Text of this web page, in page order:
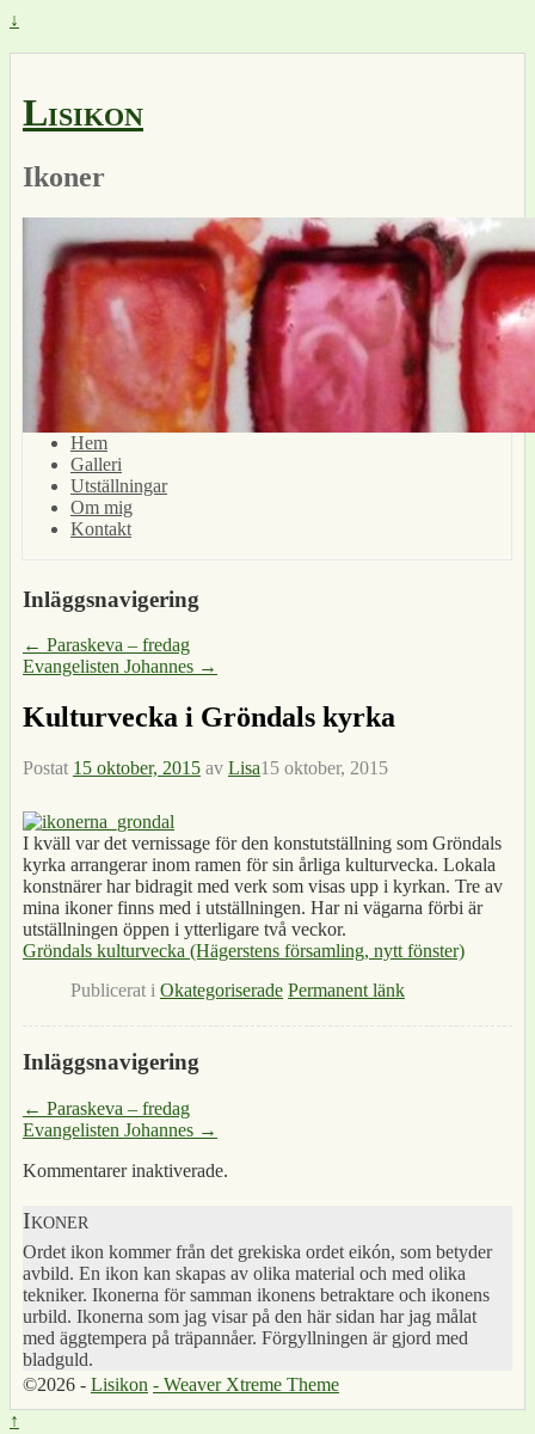
↓
Lisikon
Ikoner
Hem
Galleri
Utställningar
Om mig
Kontakt
Inläggsnavigering
← Paraskeva – fredag
Evangelisten Johannes →
Kulturvecka i Gröndals kyrka
Postat 15 oktober, 2015 av Lisa15 oktober, 2015
I kväll var det vernissage för den konstutställning som Gröndals
kyrka arrangerar inom ramen för sin årliga kulturvecka. Lokala
konstnärer har bidragit med verk som visas upp i kyrkan. Tre av
mina ikoner finns med i utställningen. Har ni vägarna förbi är
utställningen öppen i ytterligare två veckor.
Gröndals kulturvecka (Hägerstens församling, nytt fönster)
Publicerat i Okategoriserade Permanent länk
Inläggsnavigering
← Paraskeva – fredag
Evangelisten Johannes →
Kommentarer inaktiverade.
Ikoner
Ordet ikon kommer från det grekiska ordet eikón, som betyder
avbild. En ikon kan skapas av olika material och med olika
tekniker. Ikonerna för samman ikonens betraktare och ikonens
urbild. Ikonerna som jag visar på den här sidan har jag målat
med äggtempera på träpannåer. Förgyllningen är gjord med
bladguld.
©2026 - Lisikon - Weaver Xtreme Theme
↑